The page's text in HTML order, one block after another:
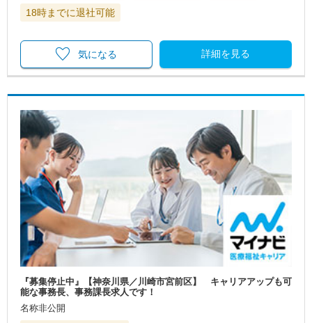
18時までに退社可能
詳細を見る
気になる
『募集停止中』【神奈川県／川崎市宮前区】 キャリアアップも可
能な事務長、事務課長求人です！
名称非公開